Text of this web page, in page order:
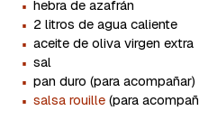
hebra de azafrán
· 2 litros de agua caliente
· aceite de oliva virgen extra
· sal
· pan duro (para acompañar)
· salsa rouille (para